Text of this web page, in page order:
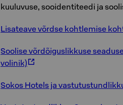
kuuluvuse, sooidentiteedi ja
Lisateave võrdse kohtlemise
Soolise võrdõiguslikkuse
volinik)
Sokos Hotels ja